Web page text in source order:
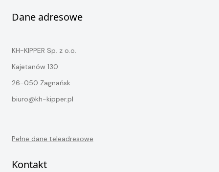
Dane adresowe
KH-KIPPER Sp. z o.o.
Kajetanów 130
26-050 Zagnańsk
biuro@kh-kipper.pl
Pełne dane teleadresowe
Kontakt